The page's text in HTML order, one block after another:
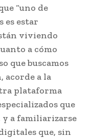
“uno de
es estar
viviendo
a cómo
que buscamos
acorde a la
plataforma
que
y a familiarizarse
que, sin